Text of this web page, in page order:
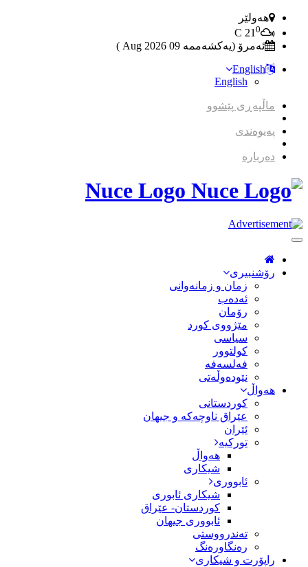
هەولێر
21 0
ئەمرۆ (یەکشەممە 09 2026 Aug )
English
English
ماڵپەڕی پێشوو
پەیوەندی
دەربارە
Nuce Logo
Toggle
Navigation
رۆشنبیری
زمان و زمانه‌وانی
ئەدەب
رۆمان
مێژووى کورد
سیاسى
کولتوور
فەلسەفە
نێودەوڵەتی
هەواڵ
کوردستانی
عێراق ناوچەکە و جیهان
ئێران
تورکیە
هەواڵ
شیکاری
ئابووری
شیکاری ئابوری
کوردستان- عێراق
ئابووری جیهان
تەندرووستی
رەنگاورەنگ
راپۆرت و شیکاری